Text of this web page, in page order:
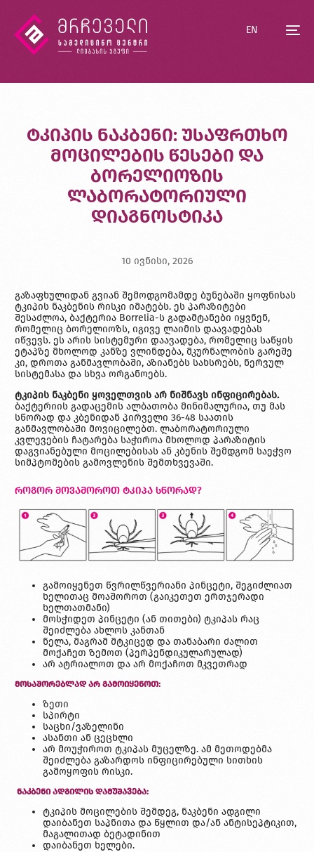
EN
ტკიპის ნაკბენი: უსაფრთხო
მოცილების წესები და
ბორელიოზის
ლაბორატორიული
დიაგნოსტიკა
10 ივნისი, 2026
გაზაფხულიდან გვიან შემოდგომამდე ბუნებაში ყოფნისას
ტკიპის ნაკბენის რისკი იმატებს. ეს პარაზიტები
შესაძლოა, ბაქტერია Borrelia-ს გადამტანები იყვნენ,
რომელიც ბორელიოზს, იგივე ლაიმის დაავადებას
იწვევს. ეს არის სისტემური დაავადება, რომელიც საწყის
ეტაპზე მხოლოდ კანზე ვლინდება, მკურნალობის გარეშე
კი, დროთა განმავლობაში, აზიანებს სახსრებს, ნერვულ
სისტემასა და სხვა ორგანოებს.
ტკიპის ნაკბენი ყოველთვის არ ნიშნავს ინფიცირებას.
ბაქტერიის გადაცემის ალბათობა მინიმალურია, თუ მას
სწორად და კბენიდან პირველი 36-48 საათის
განმავლობაში მოვიცილებთ. ლაბორატორიული
კვლევების ჩატარება საჭიროა მხოლოდ პარაზიტის
დაგვიანებული მოცილებისას ან კბენის შემდგომ საეჭვო
სიმპტომების გამოვლენის შემთხვევაში.
როგორ მოვაშოროთ ტკიპა სწორად?
გამოიყენეთ წვრილწვერიანი პინცეტი, შეგიძლიათ
ხელითაც მოაშოროთ (გაიკეთეთ ერთჯერადი
ხელთათმანი)
მოსჭიდეთ პინცეტი (ან თითები) ტკიპას რაც
შეიძლება ახლოს კანთან
ნელა, მაგრამ მტკიცედ და თანაბარი ძალით
მოქაჩეთ ზემოთ (პერპენდიკულარულად)
არ ატრიალოთ და არ მოქაჩოთ მკვეთრად
ᲛᲝᲡᲐᲨᲝᲠᲔᲑᲚᲐᲓ ᲐᲠ ᲒᲐᲛᲝᲘᲧᲔᲜᲝᲗ:
ზეთი
სპირტი
საცხი/ვაზელინი
ასანთი ან ცეცხლი
არ მოუჭიროთ ტკიპას მუცელზე. ამ მეთოდებმა
შეიძლება გაზარდოს ინფიცირებული სითხის
გამოყოფის რისკი.
ᲜᲐᲙᲑᲔᲜᲘ ᲐᲓᲒᲘᲚᲘᲡ ᲓᲐᲛᲣᲨᲐᲕᲔᲑᲐ:
ტკიპის მოცილების შემდეგ, ნაკბენი ადგილი
დაიბანეთ საპნითა და წყლით და/ან ანტისეპტიკით,
მაგალითად ბეტადინით
დაიბანეთ ხელები.